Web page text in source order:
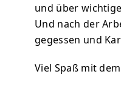
und über
Und nach der
gegessen und
Viel Spaß mit